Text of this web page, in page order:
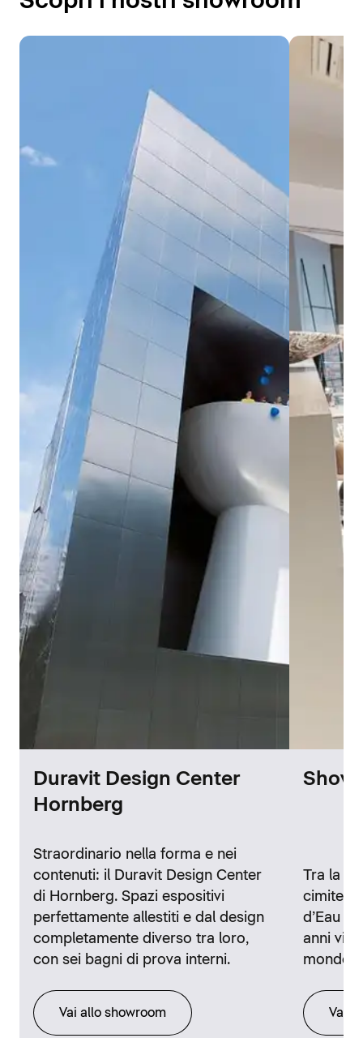
Duravit Design Center
Hornberg
Straordinario nella forma e nei
contenuti: il Duravit Design Center
di Hornberg. Spazi espositivi
perfettamente allestiti e dal design
completamente diverso tra loro,
con sei bagni di prova interni.
Vai allo showroom
Tra la
cimitero
d’Eau
anni
mondo.
Vai